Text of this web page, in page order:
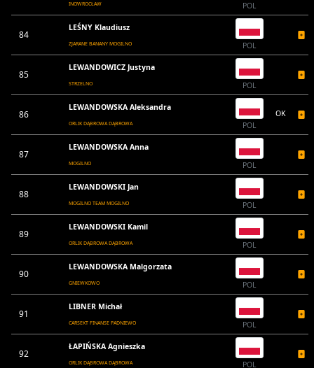
INOWROCŁAW POL
84
LEŚNY Klaudiusz
ZJARANE BANANY MOGILNO POL
85
LEWANDOWICZ Justyna
STRZELNO POL
86
LEWANDOWSKA Aleksandra
ORLIK DĄBROWA DĄBROWA POL
OK
87
LEWANDOWSKA Anna
MOGILNO POL
88
LEWANDOWSKI Jan
MOGILNO TEAM MOGILNO POL
89
LEWANDOWSKI Kamil
ORLIK DĄBROWA DĄBROWA POL
90
LEWANDOWSKA Malgorzata
GNIEWKOWO POL
91
LIBNER Michał
CARSEKT FINANSE PADNIEWO POL
92
ŁAPIŃSKA Agnieszka
ORLIK DĄBROWA DĄBROWA POL